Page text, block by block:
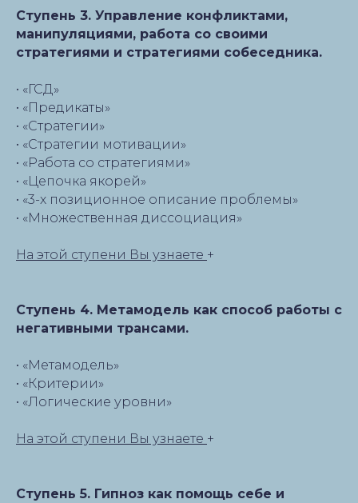
Ступень 3. Управление конфликтами,
манипуляциями, работа со своими
стратегиями и стратегиями собеседника.
• «ГСД»
• «Предикаты»
• «Стратегии»
• «Стратегии мотивации»
• «Работа со стратегиями»
• «Цепочка якорей»
• «3-х позиционное описание проблемы»
• «Множественная диссоциация»
На этой ступени Вы узнаете +
Ступень 4. Метамодель как способ работы с
негативными трансами.
• «Метамодель»
• «Критерии»
• «Логические уровни»
На этой ступени Вы узнаете +
Ступень 5. Гипноз как помощь себе и